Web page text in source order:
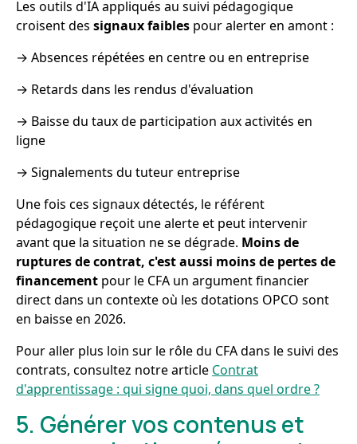
Les outils d'IA appliqués au suivi pédagogique
croisent des signaux faibles pour alerter en amont :
→ Absences répétées en centre ou en entreprise
→ Retards dans les rendus d'évaluation
→ Baisse du taux de participation aux activités en
ligne
→ Signalements du tuteur entreprise
Une fois ces signaux détectés, le référent
pédagogique reçoit une alerte et peut intervenir
avant que la situation ne se dégrade. Moins de
ruptures de contrat, c'est aussi moins de pertes de
financement pour le CFA un argument financier
direct dans un contexte où les dotations OPCO sont
en baisse en 2026.
Pour aller plus loin sur le rôle du CFA dans le suivi des
contrats, consultez notre article Contrat
d'apprentissage : qui signe quoi, dans quel ordre ?
5. Générer vos contenus et